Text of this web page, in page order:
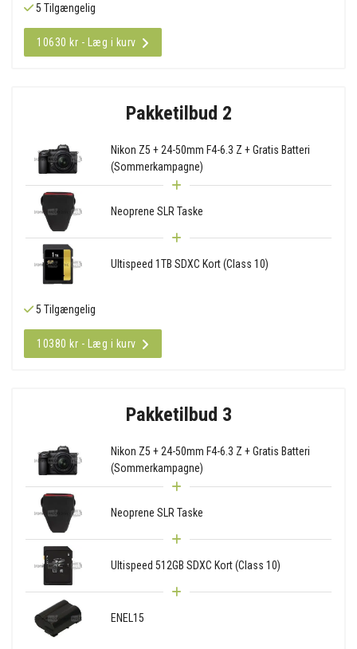
5 Tilgængelig
10630 kr - Læg i kurv
Pakketilbud 2
Nikon Z5 + 24-50mm F4-6.3 Z + Gratis Batteri
(Sommerkampagne)
Neoprene SLR Taske
Ultispeed 1TB SDXC Kort (Class 10)
5 Tilgængelig
10380 kr - Læg i kurv
Pakketilbud 3
Nikon Z5 + 24-50mm F4-6.3 Z + Gratis Batteri
(Sommerkampagne)
Neoprene SLR Taske
Ultispeed 512GB SDXC Kort (Class 10)
ENEL15